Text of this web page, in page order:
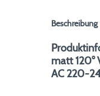
Beschreibung
matt 120°
AC 220-